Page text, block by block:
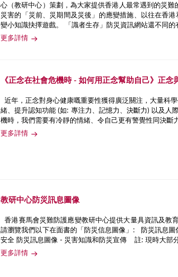
心（教研中心）策劃，為大家提供香港人最常遇到的災
災害的「災前、災期間及災後」的應變措施、以往在香
變小知識抉擇遊戲。 「識者生存」防災資訊網站還不同
更多詳情
《正念在社會危機時 - 如何用正念幫助自己》正念
近年，正念對身心健康嘅重要性獲得廣泛關注，大量科
緒、提升認知功能 (如: 專注力、記憶力、決斷力) 以及人
機時，我們需要有冷靜的情緒、令自己更有警覺性同決斷
更多詳情
教研中心防災訊息圖像
香港賽馬會災難防護應變教研中心提供大量具資訊及教
請瀏覽我們以下在面書的「防災信息圖像」: 防災訊息
安全 防災訊息圖像 - 災害知識和防災宣傳 註: 現時大部
更多詳情